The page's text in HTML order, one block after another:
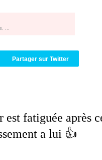
...
Partager sur Twitter